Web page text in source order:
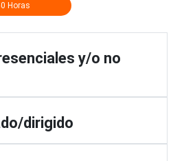
Horas
y/o no
dirigido